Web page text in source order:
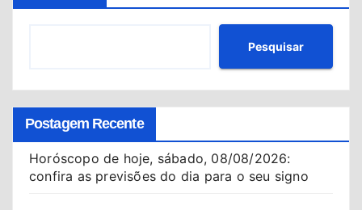
Pesquisar
Postagem Recente
Horóscopo de hoje, sábado, 08/08/2026:
confira as previsões do dia para o seu signo